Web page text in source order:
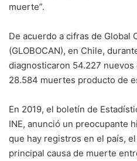
muerte”.
De acuerdo a cifras de Global
(GLOBOCAN), en Chile,
diagnosticaron 54.227
28.584 muertes producto de
En 2019, el boletín de
INE, anunció un preocupante
que hay registros en el país,
principal causa de muerte